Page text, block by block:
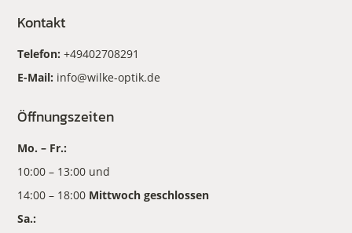
Kontakt
Telefon:+49402708291
E-Mail: info@wilke-optik.de
Öffnungszeiten
Mo. – Fr.:
10:00 – 13:00 und
14:00 – 18:00 Mittwoch geschlossen
Sa.: